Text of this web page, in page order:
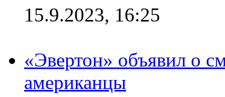
15.9.2023, 16:25
«Эвертон» объявил о
американцы